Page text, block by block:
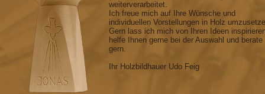
weiterverarbeitet.
Ich freue mich auf Ihre Wünsche und
individuellen Vorstellungen in Holz
Gern lass ich mich von Ihren Ideen
helfe Ihnen gerne bei der Auswahl und berate
gern.
Ihr Holzbildhauer Udo Feig